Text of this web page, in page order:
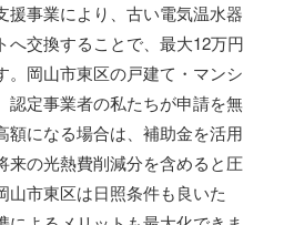
援事業により、古い電気温水器
へ交換することで、最大12万円
。岡山市東区の戸建て・マンシ
認定事業者の私たちが申請を無
額になる場合は、補助金を活用
来の光熱費削減分を含めると圧
山市東区は日照条件も良いた